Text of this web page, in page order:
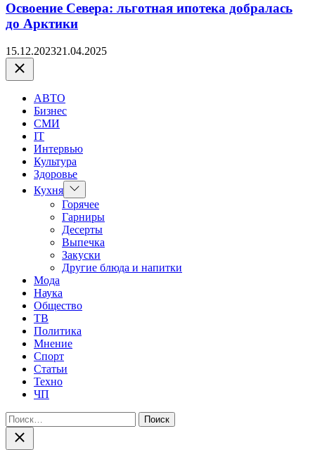
Освоение Севера: льготная ипотека добралась
до Арктики
15.12.202321.04.2025
Закрыть
АВТО
Бизнес
СМИ
IT
Интервью
Культура
Здоровье
Кухня Показать
подменю
Горячее
Гарниры
Десерты
Выпечка
Закуски
Другие блюда и напитки
Мода
Наука
Общество
ТВ
Политика
Мнение
Спорт
Статьи
Техно
ЧП
Найти:
Закрыть
поиск